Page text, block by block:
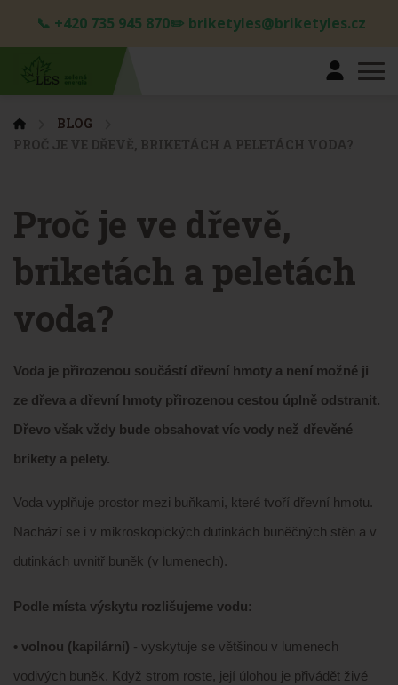
📞 +420 735 945 870✏️ briketyles@briketyles.cz
BLOG
PROČ JE VE DŘEVĚ, BRIKETÁCH A PELETÁCH VODA?
Proč je ve dřevě,
briketách a peletách
voda?
Voda je přirozenou součástí dřevní hmoty a není možné ji
ze dřeva a dřevní hmoty přirozenou cestou úplně odstranit.
Dřevo však vždy bude obsahovat víc vody než dřevěné
brikety a pelety.
Voda vyplňuje prostor mezi buňkami, které tvoří dřevní hmotu.
Nachází se i v mikroskopických dutinkách buněčných stěn a v
dutinkách uvnitř buněk (v lumenech).
Podle místa výskytu rozlišujeme vodu:
• volnou (kapilární) - vyskytuje se většinou v lumenech
vodivých buněk. Když strom roste, její úlohou je přivádět živé